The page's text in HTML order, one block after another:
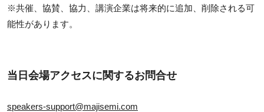
※共催、協賛、協力、講演企業は将来的に追加、削除される可
能性があります。
当日会場アクセスに関するお問合せ
speakers-support@majisemi.com